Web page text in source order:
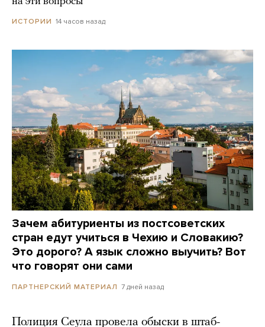
ИСТОРИИ 14 часов назад
Зачем абитуриенты из постсоветских
стран едут учиться в Чехию и Словакию?
Это дорого? А язык сложно выучить? Вот
что говорят они сами
ПАРТНЕРСКИЙ МАТЕРИАЛ 7 дней назад
Полиция Сеула провела обыски в штаб-